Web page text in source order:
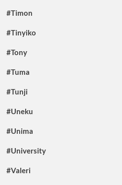
#Timon
#Tinyiko
#Tony
#Tuma
#Tunji
#Uneku
#Unima
#University
#Valeri